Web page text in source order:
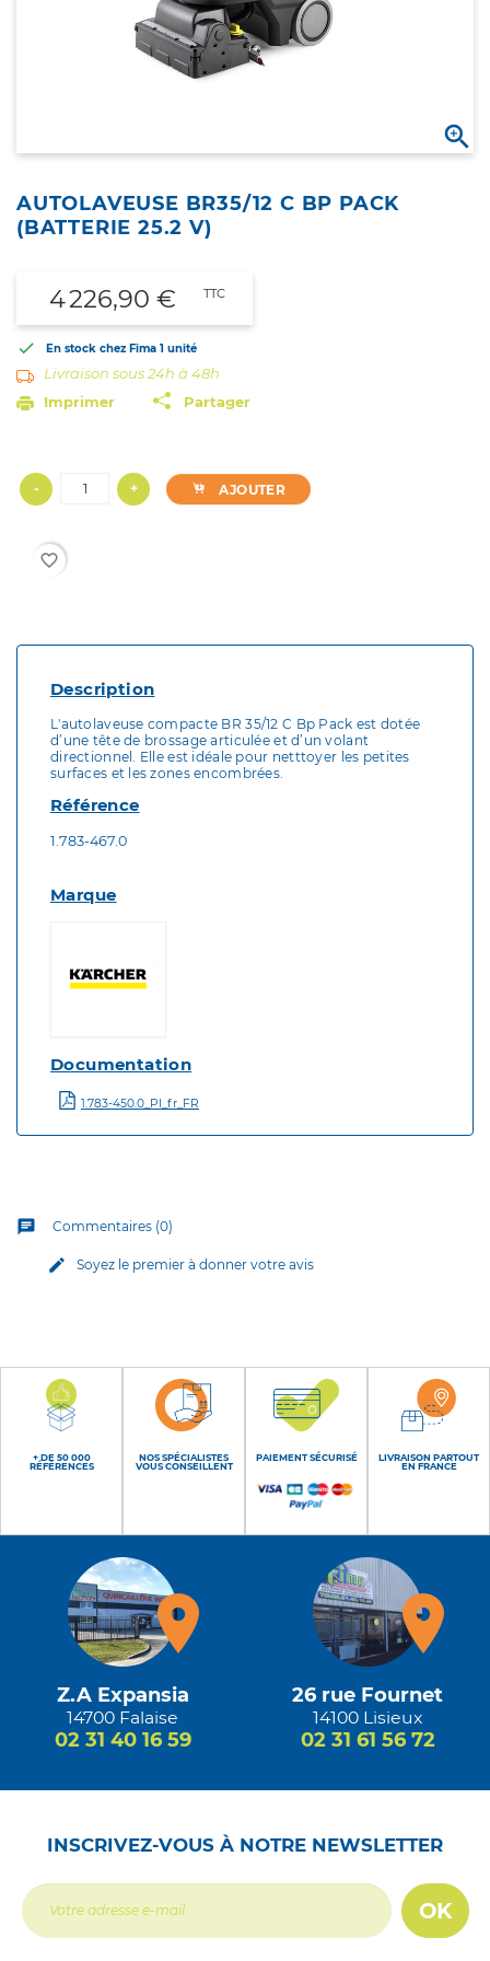

AUTOLAVEUSE BR35/12 C BP PACK
(BATTERIE 25.2 V)
4 226,90 € TTC
 En stock chez Fima 1 unité
Livraison sous 24h à 48h
Imprimer
Partager
- + AJOUTER
favorite_border
Description
L'autolaveuse compacte BR 35/12 C Bp Pack est dotée
d’une tête de brossage articulée et d’un volant
directionnel. Elle est idéale pour netttoyer les petites
surfaces et les zones encombrées.
Référence
1.783-467.0
Marque
Documentation
1.783-450.0_PI_fr_FR
chat Commentaires (0)
edit Soyez le premier à donner votre avis
+ DE 50 000
RÉFÉRENCES
NOS SPÉCIALISTES
VOUS CONSEILLENT
PAIEMENT SÉCURISÉ
LIVRAISON PARTOUT
EN FRANCE
Z.A Expansia
14700 Falaise
02 31 40 16 59
26 rue Fournet
14100 Lisieux
02 31 61 56 72
INSCRIVEZ-VOUS À NOTRE NEWSLETTER
OK